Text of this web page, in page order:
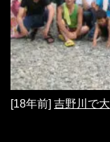
[18年前] 吉野川で